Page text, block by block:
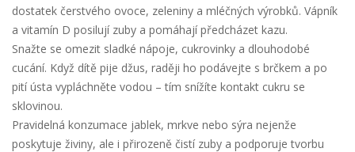
dostatek čerstvého ovoce, zeleniny a mléčných výrobků. Vápník
a vitamín D posilují zuby a pomáhají předcházet kazu.
Snažte se omezit sladké nápoje, cukrovinky a dlouhodobé
cucání. Když dítě pije džus, raději ho podávejte s brčkem a po
pití ústa vypláchněte vodou – tím snížíte kontakt cukru se
sklovinou.
Pravidelná konzumace jablek, mrkve nebo sýra nejenže
poskytuje živiny, ale i přirozeně čistí zuby a podporuje tvorbu